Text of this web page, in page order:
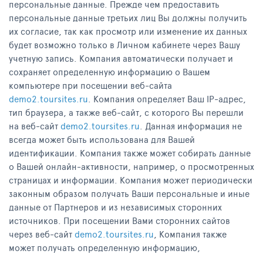
персональные данные. Прежде чем предоставить
персональные данные третьих лиц Вы должны получить
их согласие, так как просмотр или изменение их данных
будет возможно только в Личном кабинете через Вашу
учетную запись. Компания автоматически получает и
сохраняет определенную информацию о Вашем
компьютере при посещении веб-сайта
demo2.toursites.ru . Компания определяет Ваш IP-адрес,
тип браузера, а также веб-сайт, с которого Вы перешли
на веб-сайтdemo2.toursites.ru . Данная информация не
всегда может быть использована для Вашей
идентификации. Компания также может собирать данные
о Вашей онлайн-активности, например, о просмотренных
страницах и информации. Компания может периодически
законным образом получать Ваши персональные и иные
данные от Партнеров и из независимых сторонних
источников. При посещении Вами сторонних сайтов
через веб-сайтdemo2.toursites.ru , Компания также
может получать определенную информацию,